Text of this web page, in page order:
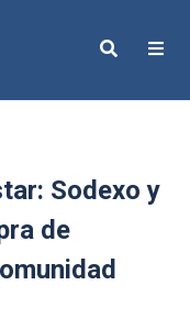
Search
Sodexo y
de